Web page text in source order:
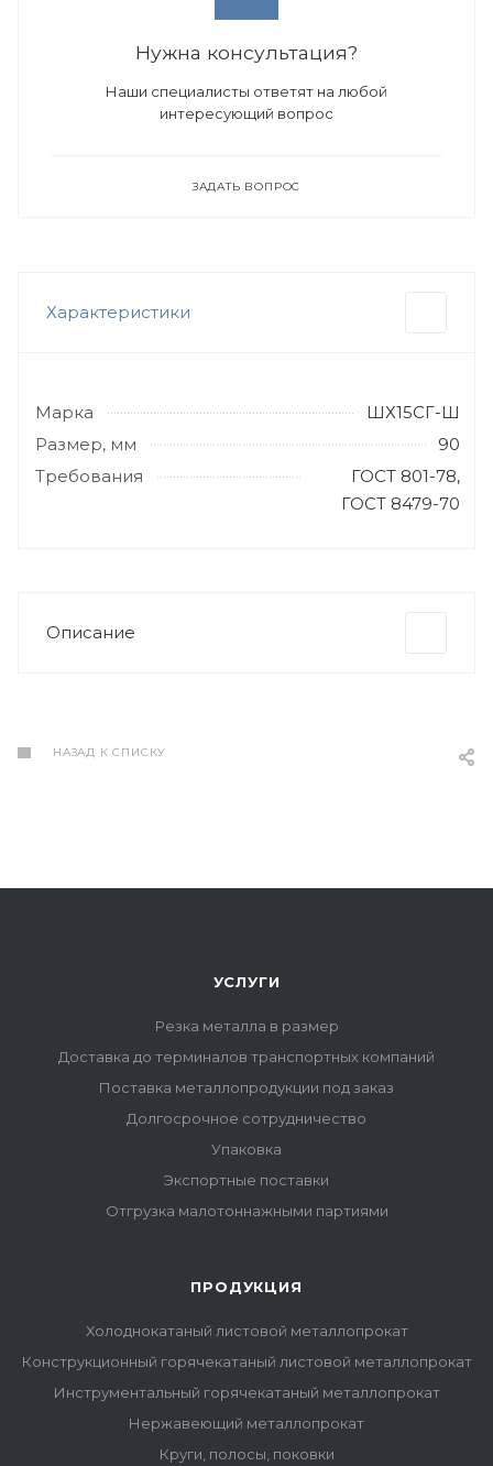
Нужна консультация?
Наши специалисты ответят на любой
интересующий вопрос
ЗАДАТЬ ВОПРОС
Характеристики
Марка
ШХ15СГ-Ш
Размер, мм
90
Требования
ГОСТ 801-78,
ГОСТ 8479-70
Описание
НАЗАД К СПИСКУ
УСЛУГИ
Резка металла в размер
Доставка до терминалов транспортных компаний
Поставка металлопродукции под заказ
Долгосрочное сотрудничество
Упаковка
Экспортные поставки
Отгрузка малотоннажными партиями
ПРОДУКЦИЯ
Холоднокатаный листовой металлопрокат
Конструкционный горячекатаный листовой металлопрокат
Инструментальный горячекатаный металлопрокат
Нержавеющий металлопрокат
Круги, полосы, поковки